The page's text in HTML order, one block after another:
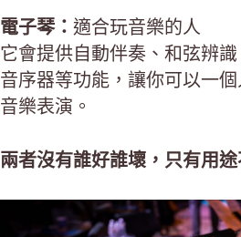
電子琴： 適合玩音樂的人
它會提供自動伴奏、和弦辨識
音序器等功能，讓你可以一
音樂表演。
兩者沒有誰好誰壞，只有用途